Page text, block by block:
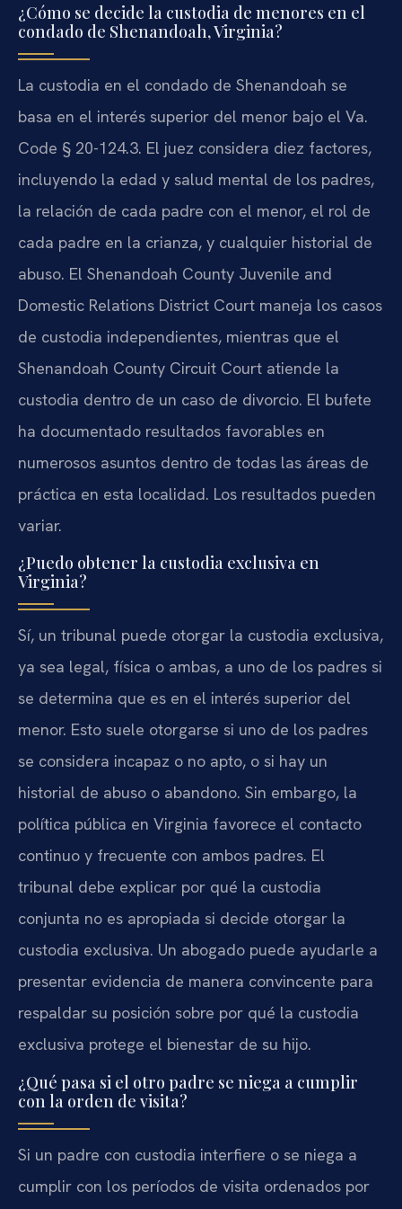
¿Cómo se decide la custodia de menores en el
condado de Shenandoah, Virginia?
La custodia en el condado de Shenandoah se
basa en el interés superior del menor bajo el Va.
Code § 20-124.3. El juez considera diez factores,
incluyendo la edad y salud mental de los padres,
la relación de cada padre con el menor, el rol de
cada padre en la crianza, y cualquier historial de
abuso. El Shenandoah County Juvenile and
Domestic Relations District Court maneja los casos
de custodia independientes, mientras que el
Shenandoah County Circuit Court atiende la
custodia dentro de un caso de divorcio. El bufete
ha documentado resultados favorables en
numerosos asuntos dentro de todas las áreas de
práctica en esta localidad. Los resultados pueden
variar.
¿Puedo obtener la custodia exclusiva en
Virginia?
Sí, un tribunal puede otorgar la custodia exclusiva,
ya sea legal, física o ambas, a uno de los padres si
se determina que es en el interés superior del
menor. Esto suele otorgarse si uno de los padres
se considera incapaz o no apto, o si hay un
historial de abuso o abandono. Sin embargo, la
política pública en Virginia favorece el contacto
continuo y frecuente con ambos padres. El
tribunal debe explicar por qué la custodia
conjunta no es apropiada si decide otorgar la
custodia exclusiva. Un abogado puede ayudarle a
presentar evidencia de manera convincente para
respaldar su posición sobre por qué la custodia
exclusiva protege el bienestar de su hijo.
¿Qué pasa si el otro padre se niega a cumplir
con la orden de visita?
Si un padre con custodia interfiere o se niega a
cumplir con los períodos de visita ordenados por